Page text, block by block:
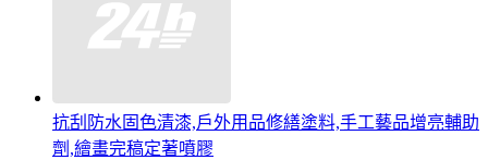
抗刮防水固色清漆,戶外用品修繕塗料,手工藝品增亮輔助
劑,繪畫完稿定著噴膠